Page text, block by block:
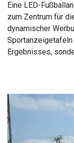
Eine LED-
zum Zentrum für
dynamischer
Ergebnisses,